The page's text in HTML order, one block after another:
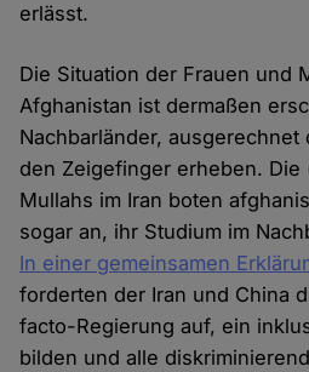
erlässt.
Die Situation der Frauen und
Afghanistan ist dermaßen
Nachbarländer, ausgerechnet
den Zeigefinger erheben.
Mullahs im Iran boten
sogar an, ihr Studium im
In einer gemeinsamen
forderten der Iran und China
facto-Regierung auf, ein
bilden und alle